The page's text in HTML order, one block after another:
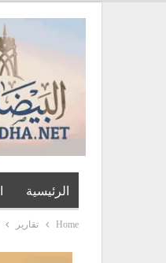
الرئيسية
Home تقارير